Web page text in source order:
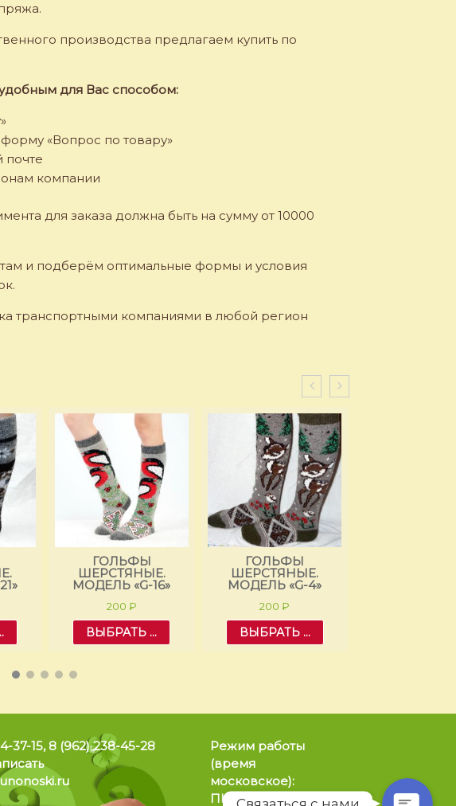
производства предлагаем купить по
для Вас способом:
«Вопрос по товару»
почте
компании
для заказа должна быть на сумму от 10000
и подберём оптимальные формы и условия
транспортными компаниями в любой регион
ГОЛЬФЫ
ШЕРСТЯНЫЕ.
МОДЕЛЬ «G-16»
200 ₽
ВЫБРАТЬ ...
ГОЛЬФЫ
ШЕРСТЯНЫЕ.
МОДЕЛЬ «G-4»
200₽
ВЫБРАТЬ ...
37-15, 8 (962) 238-45-28
Режим работы
(время
московское):
ПН-ПТ: 08:00 – 20:00